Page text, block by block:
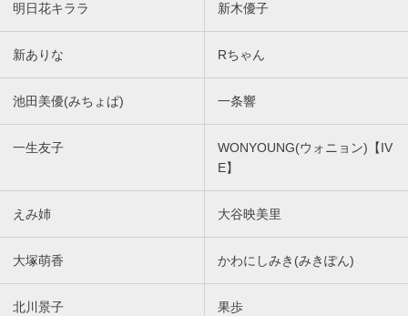
明日花キララ 新木優子
新ありな Rちゃん
池田美優(みちょぱ) 一条響
一生友子
WONYOUNG(ウォニョン)【IV
E】
えみ姉 大谷映美里
大塚萌香 かわにしみき(みきぽん)
北川景子 果歩